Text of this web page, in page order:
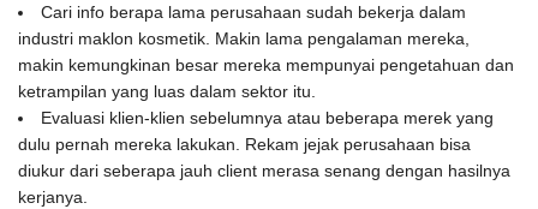
Cari info berapa lama perusahaan sudah bekerja dalam
industri maklon kosmetik. Makin lama pengalaman mereka,
makin kemungkinan besar mereka mempunyai pengetahuan dan
ketrampilan yang luas dalam sektor itu.
Evaluasi klien-klien sebelumnya atau beberapa merek yang
dulu pernah mereka lakukan. Rekam jejak perusahaan bisa
diukur dari seberapa jauh client merasa senang dengan hasilnya
kerjanya.